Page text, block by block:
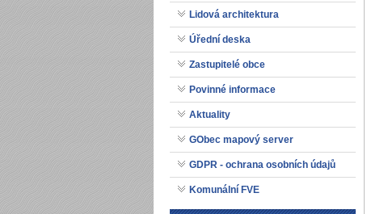
Lidová architektura
Úřední deska
Zastupitelé obce
Povinné informace
Aktuality
GObec mapový server
GDPR - ochrana osobních údajů
Komunální FVE